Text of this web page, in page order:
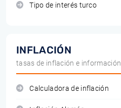
Tipo de interés turco
INFLACIÓN
tasas de inflación e información
Calculadora de inflación